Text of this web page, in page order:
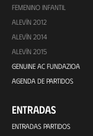
FEMENINO INFANTIL
ALEVÍN 2012
ALEVÍN 2014
ALEVÍN 2015
GENUINE AC FUNDAZIOA
AGENDA DE PARTIDOS
ENTRADAS
ENTRADAS PARTIDOS